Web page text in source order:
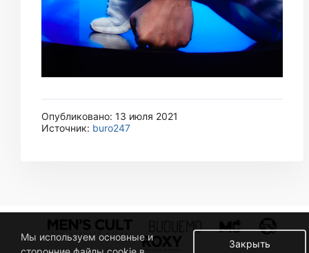
Опубликовано: 13 июля 2021
Источник: buro247
Закрыть
Мы используем основные и